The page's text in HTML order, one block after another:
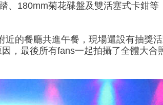
、180mm菊花碟盤及雙活塞式卡鉗等
的餐廳共進午餐，現場還設有抽獎
，最後所有fans一起拍攝了全體大合